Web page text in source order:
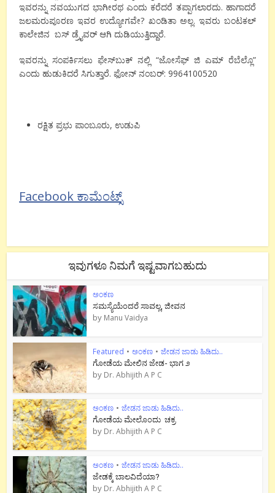
ಇವರನ್ನು ನವಯುಗದ ಭಾಗೀರಥ ಎಂದು ಕರೆದರೆ ತಪ್ಪಾಗಲಾರದು. ಹಾಗಾದರೆ
ಜಲಮರುಪೂರಣ ಇವರ ಉದ್ಯೋಗವೇ? ಖಂಡಿತಾ ಅಲ್ಲ. ಇವರು ಬಂಟಕಲ್
ಕಾಲೇಜಿನ ಬಸ್ ಡ್ರೈವರ್ ಆಗಿ ದುಡಿಯುತ್ತಿದ್ದಾರೆ.
ಇವರನ್ನು ಸಂಪರ್ಕಿಸಲು ಫೇಸ್‌ಬುಕ್‌ ನಲ್ಲಿ “ಜೋಸೆಫ್ ಜಿ ಎಮ್ ರೆಬೆಲ್ಲೊ”
ಎಂದು ಹುಡುಕಿದರೆ ಸಿಗುತ್ತಾರೆ. ಫೋನ್ ನಂಬರ್: 9964100520
ರಕ್ಷಿತ ಪ್ರಭು ಪಾಂಬೂರು, ಉಡುಪಿ
Facebook ಕಾಮೆಂಟ್ಸ್
ಇವುಗಳೂ ನಿಮಗೆ ಇಷ್ಟವಾಗಬಹುದು
ಅಂಕಣ
ಸಮಸ್ಯೆಯೆಂದರೆ ಸಾವಲ್ಲ, ಜೀವನ
by Manu Vaidya
Featured • ಅಂಕಣ • ಜೇಡನ ಜಾಡು ಹಿಡಿದು..
ಗೋಡೆಯ ಮೇಲಿನ ಜೇಡ- ಭಾಗ ೨
by Dr. Abhijith A P C
ಅಂಕಣ • ಜೇಡನ ಜಾಡು ಹಿಡಿದು..
ಗೋಡೆಯ ಮೇಲೊಂದು ಚಕ್ರ
by Dr. Abhijith A P C
ಅಂಕಣ • ಜೇಡನ ಜಾಡು ಹಿಡಿದು..
ಜೇಡಕ್ಕೆ ಬಾಲವಿದೆಯಾ?
by Dr. Abhijith A P C